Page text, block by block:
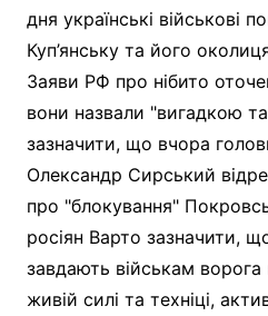
дня українські військові
Куп’янську та його
Заяви РФ про нібито
вони назвали "вигадкою
зазначити, що вчора
Олександр Сирський
про "блокування"
росіян Варто зазначити,
завдають військам ворога
живій силі та техніці,